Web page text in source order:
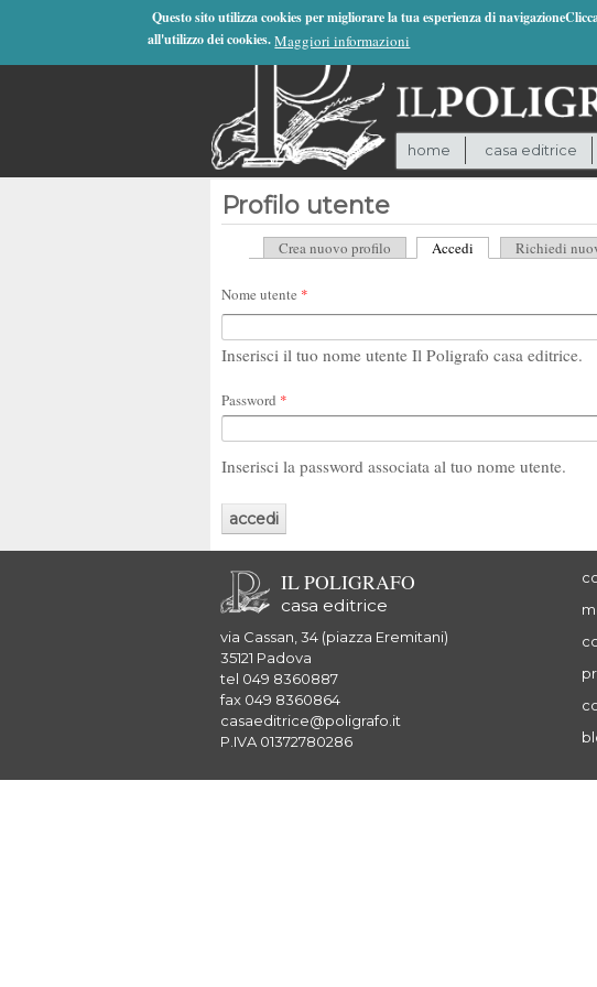
Questo sito utilizza cookies per migliorare la tua esperienza di
all'utilizzo dei cookies. Maggiori informazioni
home casa editrice
Profilo utente
Schede primarie
Crea nuovo profilo Accedi (scheda attiva)
Richiedi
Nome utente *
Inserisci il tuo nome utente Il Poligrafo casa editrice.
Password *
Inserisci la password associata al tuo nome utente.
IL POLIGRAFO
casa editrice
via Cassan, 34 (piazza Eremitani)
35121 Padova
tel 049 8360887
fax 049 8360864
casaeditrice@poligrafo.it
P.IVA 01372780286